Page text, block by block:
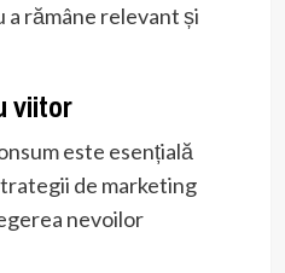
rămâne relevant și
viitor
este esențială
de marketing
nevoilor